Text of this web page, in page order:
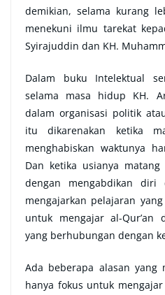
demikian, selama kurang
menekuni ilmu tarekat
Syirajuddin dan KH.
Dalam buku Intelektual
selama masa hidup KH.
dalam organisasi politik
itu dikarenakan ketika
menghabiskan waktunya
Dan ketika usianya
dengan mengabdikan diri
mengajarkan pelajaran
untuk mengajar al-Qur’an
yang berhubungan dengan
Ada beberapa alasan yang
hanya fokus untuk